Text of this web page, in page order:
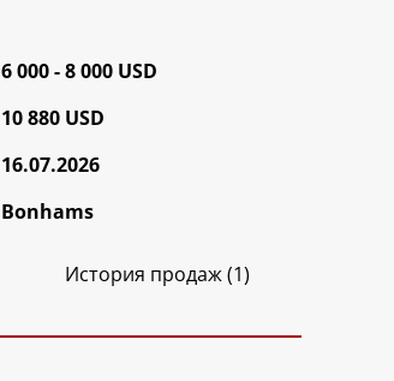
6 000 - 8 000 USD
10 880 USD
16.07.2026
Bonhams
История продаж (1)